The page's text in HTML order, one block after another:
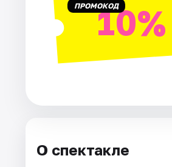
Артисты
Рейтинги
ПРОМОКОД10%
О спектакле